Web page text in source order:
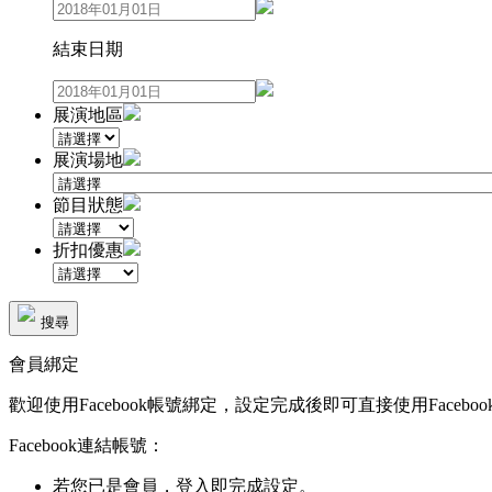
結束日期
展演地區
展演場地
節目狀態
折扣優惠
搜尋
會員綁定
歡迎使用Facebook帳號綁定，設定完成後即可直接使用
Facebook連結帳號：
若您已是會員，登入即完成設定。